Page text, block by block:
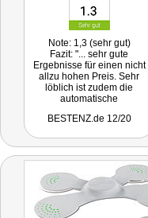
Note: 1,3 (sehr gut)
Fazit: "... sehr gute
Ergebnisse für einen nicht
allzu hohen Preis. Sehr
löblich ist zudem die
automatische
kein Schaden durch
Hierbei handelt es sich um
einen reinen Vergleich von
5 Artikeln.
BESTENZ.de 12/20